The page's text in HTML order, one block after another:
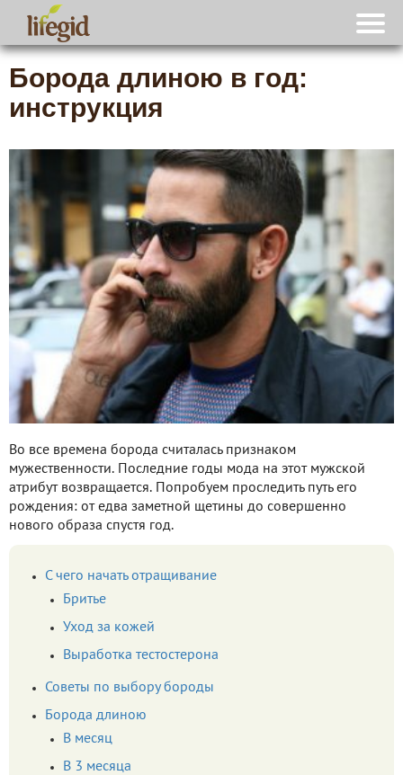
Борода длиною в год:
инструкция
Во все времена борода считалась признаком
мужественности. Последние годы мода на этот мужской
атрибут возвращается. Попробуем проследить путь его
рождения: от едва заметной щетины до совершенно
нового образа спустя год.
С чего начать отращивание
Бритье
Уход за кожей
Выработка тестостерона
Советы по выбору бороды
Борода длиною
В месяц
В 3 месяца